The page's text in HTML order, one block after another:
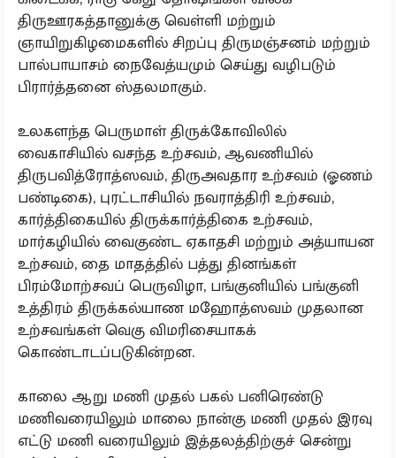
திருஊரகத்தானுக்கு வெள்ளி மற்றும்
ஞாயிறுகிழமைகளில் சிறப்பு திருமஞ்சனம் மற்றும்
பால்பாயாசம் நைவேத்யமும் செய்து வழிபடும்
பிரார்த்தனை ஸ்தலமாகும்.
உலகளந்த பெருமாள் திருக்கோவிலில்
வைகாசியில் வசந்த உற்சவம், ஆவணியில்
திருபவித்ரோத்ஸவம், திருஅவதார உற்சவம் (ஓணம்
பண்டிகை), புரட்டாசியில் நவராத்திரி உற்சவம்,
கார்த்திகையில் திருக்கார்த்திகை உற்சவம்,
மார்கழியில் வைகுண்ட ஏகாதசி மற்றும் அத்யாயன
உற்சவம், தை மாதத்தில் பத்து தினங்கள்
பிரம்மோற்சவப் பெருவிழா, பங்குனியில் பங்குனி
உத்திரம் திருக்கல்யாண மஹோத்ஸவம் முதலான
உற்சவங்கள் வெகு விமரிசையாகக்
கொண்டாடப்படுகின்றன.
காலை ஆறு மணி முதல் பகல் பனிரெண்டு
மணிவரையிலும் மாலை நான்கு மணி முதல் இரவு
எட்டு மணி வரையிலும் இத்தலத்திற்குச் சென்று